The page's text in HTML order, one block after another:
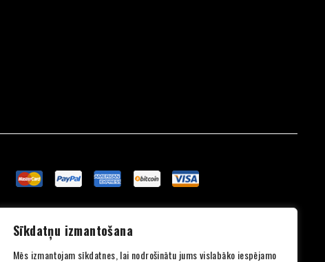
Sīkdatņu izmantošana
Mēs izmantojam sīkdatnes, lai nodrošinātu jums vislabāko iespējamo